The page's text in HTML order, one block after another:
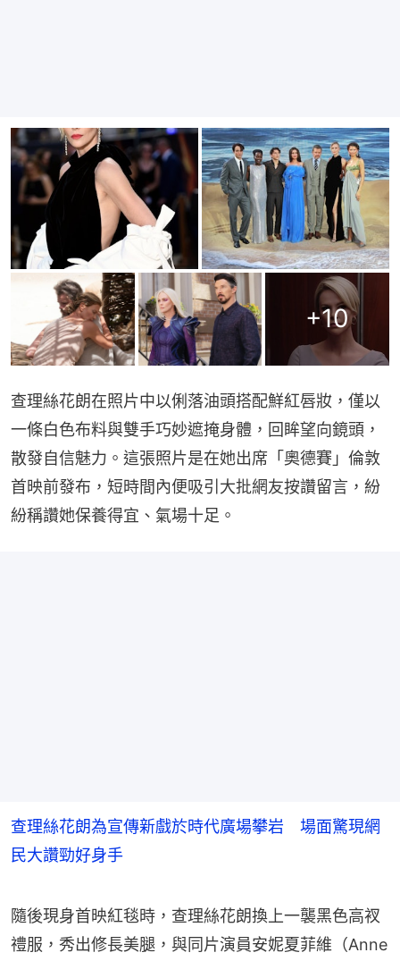
+10
查理絲花朗在照片中以俐落油頭搭配鮮紅唇妝，僅以
一條白色布料與雙手巧妙遮掩身體，回眸望向鏡頭，
散發自信魅力。這張照片是在她出席「奧德賽」倫敦
首映前發布，短時間內便吸引大批網友按讚留言，紛
紛稱讚她保養得宜、氣場十足。
查理絲花朗為宣傳新戲於時代廣場攀岩 場面驚現網
民大讚勁好身手
隨後現身首映紅毯時，查理絲花朗換上一襲黑色高衩
禮服，秀出修長美腿，與同片演員安妮夏菲維（Anne